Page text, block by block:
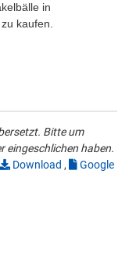
in
kaufen.
Bitte um
eingeschlichen haben.
Download ,
Google